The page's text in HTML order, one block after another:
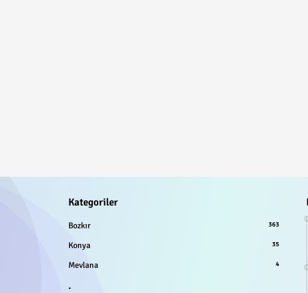
Kategoriler
Bozkır 363
Konya 35
Mevlana 4
.